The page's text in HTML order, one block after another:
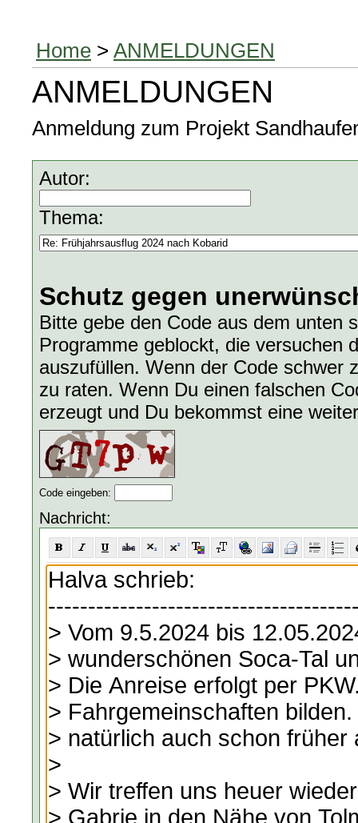
Home > ANMELDUNGEN
ANMELDUNGEN
Anmeldung zum Projekt
Autor:
Thema:
Schutz gegen
Bitte gebe den Code aus dem unten
Programme geblockt, die versuchen
auszufüllen. Wenn der Code schwer
zu raten. Wenn Du einen falschen
erzeugt und Du bekommst eine
Code eingeben:
Nachricht: